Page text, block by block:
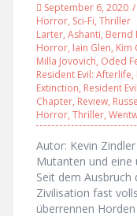
September 6, 2020
Horror, Sci-Fi, Thriller
Larter, Ashanti, Bernd
Horror, Iain Glen, Kim
Milla Jovovich, Oded
Resident Evil: Afterlife,
Extinction, Resident
Chapter, Review,
Horror, Thriller,
Autor: Kevin
Mutanten und eine
Seit dem Ausbruch
Zivilisation fast
überrennen